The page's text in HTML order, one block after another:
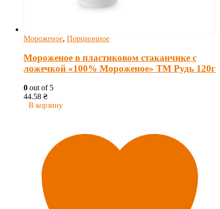
Мороженое, Порционное
Мороженое в пластиковом стаканчике с
ложечкой «100% Мороженое» ТМ Рудь 120г
0 out of 5
44.58 ₴
В корзину